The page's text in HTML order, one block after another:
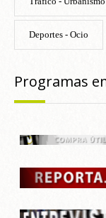
Deportes - Ocio
Programas